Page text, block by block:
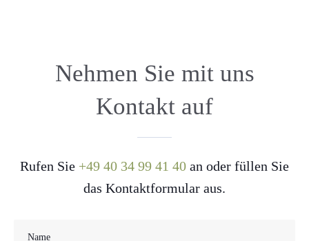
Nehmen Sie mit uns
Kontakt auf
Rufen Sie +49 40 34 99 41 40 an oder füllen Sie
das Kontaktformular aus.